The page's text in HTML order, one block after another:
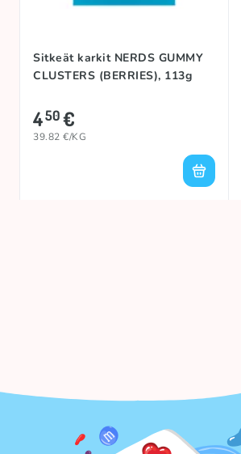
Sitkeät karkit NERDS GUMMY
CLUSTERS (BERRIES), 113g
450€
39.82 €/KG